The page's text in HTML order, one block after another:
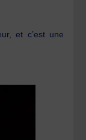
et c’est une